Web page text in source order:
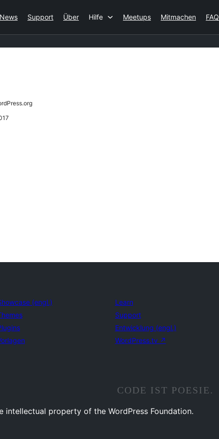
News Support Über Hilfe Meetups Mitmachen FAQ
(engl.)
Learn
Support
Entwicklung (engl.)
WordPress.tv ↗
CODE IST POESIE.
intellectual property of the WordPress Foundation.